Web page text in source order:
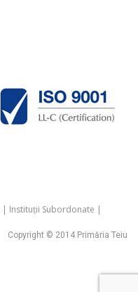
| Instituții Subordonate |
Copyright © 2014 Primăria Teiu